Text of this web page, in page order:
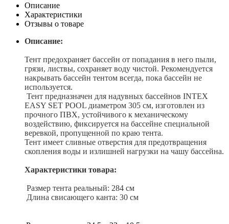
Описание
Характеристики
Отзывы о товаре
Описание:
Тент предохраняет бассейн от попадания в него пыли,
грязи, листвы, сохраняет воду чистой. Рекомендуется
накрывать бассейн тентом всегда, пока бассейн не
используется.
Тент предназначен для надувных бассейнов INTEX
EASY SET POOL диаметром 305 см, изготовлен из
прочного ПВХ, устойчивого к механическому
воздействию, фиксируется на бассейне специальной
веревкой, пропущенной по краю тента.
Тент имеет сливные отверстия для предотвращения
скопления воды и излишней нагрузки на чашу бассейна.
Характеристики товара:
Размер тента реальный: 284 см
Длина свисающего канта: 30 см